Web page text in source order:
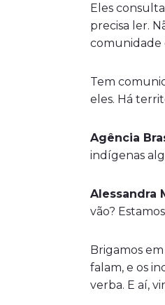
Eles
precisa ler.
comunidade
Tem
eles. Há
Agência
indígenas
Alessandra
vão?
Brigamos
falam, e os
verba. E aí,